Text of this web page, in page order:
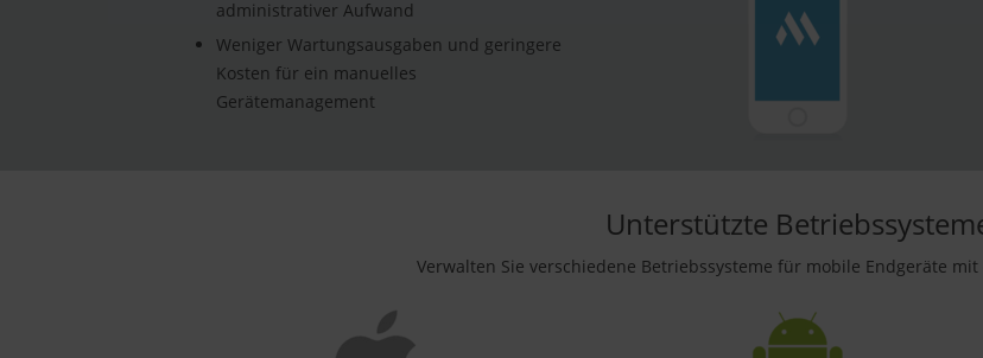
administrativer Aufwand
Weniger Wartungsausgaben und geringere
Kosten für ein manuelles
Gerätemanagement
Unterstützte
Verwalten Sie verschiedene Betriebssysteme für mobile Endgeräte